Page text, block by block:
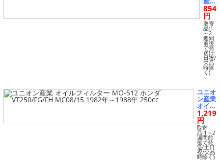
オイ
ルフ
ィル
ター
MO-
514
ホン
ダ T
LR2
50R
MC1
8 19
86年
～19
87年
250
cc
854
円
取寄
品:1
～2
週間
前後
で発
送(土
日祝/
欠品
時除
く)
ユニオ
ン産業
オイル
フィル
ター
MO-51
2 ホン
ダ VT2
50/FG/
FH MC
1,219
円
取寄
品:1～2
週間前
後で発
送(土日
祝/欠品
時除く)